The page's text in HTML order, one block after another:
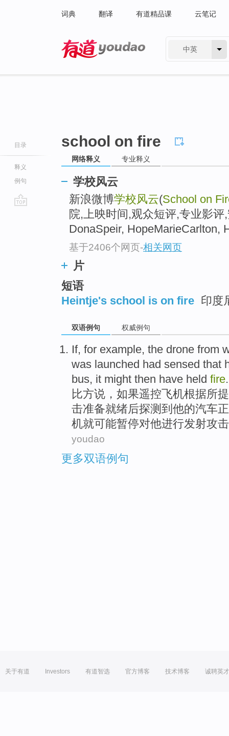
词典 翻译 有道精品课 云笔记
中英
目录
释义
例句
school on fire
网络释义 专业释义
学校风云
新浪微博学校风云(School on
院,上映时间,观众短评,专业影
DonaSpeir, HopeMarieCarlton,
基于2406个网页-相关网页
片
短语
Heintje's school is on fire 印度
双语例句 权威例句
If, for example, the drone from
was launched had sensed that
bus, it might then have held fire.
比方说， 如果遥控飞机根据所
击准备就绪后探测 到 他的汽车正
机就可能暂停对他进行发射攻
youdao
更多双语例句
关于有道 Investors 有道智选 官方博客 技术博客 诚聘英才